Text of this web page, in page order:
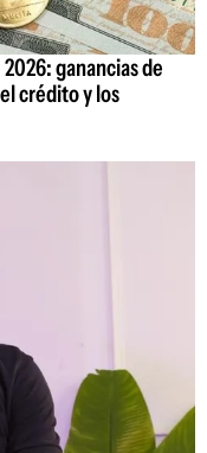
ganancias de
crédito y los